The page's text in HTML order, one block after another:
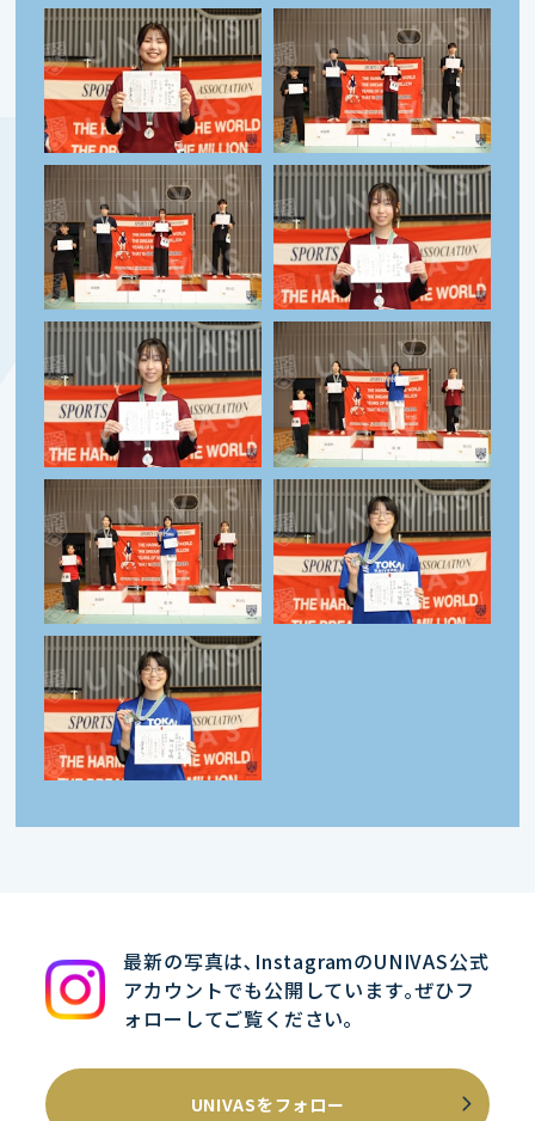
最新の写真は､InstagramのUNIVAS公式
アカウントでも公開しています｡ぜひフ
ォローしてご覧ください｡
UNIVASをフォロー